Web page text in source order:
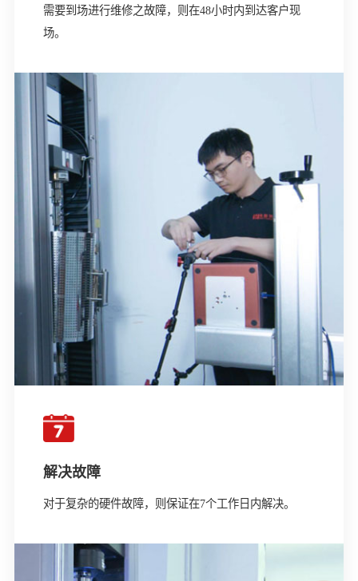
需要到场进行维修之故障，则在48小时内到达客户现
场。
解决故障
对于复杂的硬件故障，则保证在7个工作日内解决。